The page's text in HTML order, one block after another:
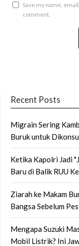
Save my name,
comment.
Recent Posts
Migrain Sering
Buruk untuk
Ketika Kapolri Jadi
Baru di Balik RUU
Ziarah ke Makam
Bangsa Sebelum
Mengapa Suzuki
Mobil Listrik? Ini